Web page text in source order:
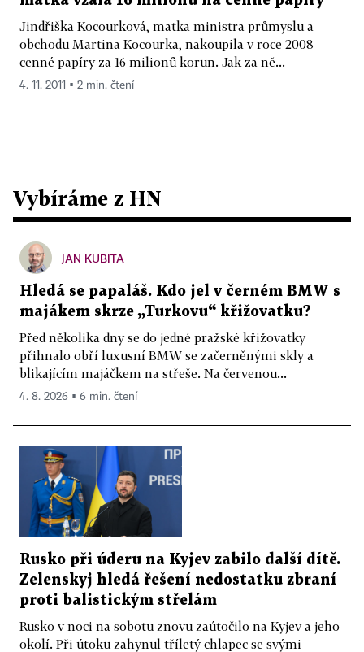
Jindřiška Kocourková, matka ministra průmyslu a
obchodu Martina Kocourka, nakoupila v roce 2008
cenné papíry za 16 milionů korun. Jak za ně...
4. 11. 2011 ▪ 2 min. čtení
Vybíráme z HN
JAN KUBITA
Hledá se papaláš. Kdo jel v černém BMW s
majákem skrze „Turkovu“ křižovatku?
Před několika dny se do jedné pražské křižovatky
přihnalo obří luxusní BMW se začerněnými skly a
blikajícím majáčkem na střeše. Na červenou...
4. 8. 2026 ▪ 6 min. čtení
Rusko při úderu na Kyjev zabilo další dítě.
Zelenskyj hledá řešení nedostatku zbraní
proti balistickým střelám
Rusko v noci na sobotu znovu zaútočilo na Kyjev a jeho
okolí. Při útoku zahynul tříletý chlapec se svými